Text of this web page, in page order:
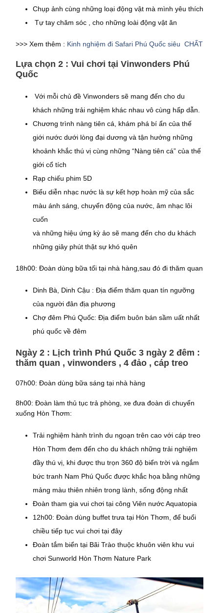
Chụp ảnh cùng những loại động vật mà mình yêu thích
Tự tay chăm sóc , cho những loài động vật ăn
>>> Xem thêm : Kinh nghiệm đi Safari Phú Quốc siêu CHẤT
Lựa chọn 2 : Vui chơi tại Vinwonders Phú
Quốc
Với mỗi chủ đề Vinwonders sẽ mang đến cho du
khách những trải nghiệm khác nhau vô cùng hấp dẫn.
Chương trình nàng tiên cá, khám phá bí ẩn của thế
giới nước dưới lòng đại dương và tận hưởng những
khoảnh khắc thú vị cùng những “Nàng tiên cá” của thế
giới cổ tích
Rạp chiếu phim 5D
Biểu diễn nhạc nước là sự kết hợp hoàn mỹ của sắc
màu ánh sáng, chuyển động của nước, âm nhạc lôi
cuốn
và những hiệu ứng kỳ ảo sẽ mang đến cho du khách
những giây phút thật sự khó quên
18h00: Đoàn dùng bữa tối tại nhà hàng,sau đó đi thăm quan
Dinh Bà, Dinh Cậu : Địa điểm thăm quan tín ngưỡng
của người đân địa phương
Chợ đêm Phú Quốc: Địa điểm buôn bán sầm uất nhất
phú quốc về đêm
Ngày 2 : Lịch trình Phú Quốc 3 ngày 2 đêm :
thăm quan , vinwonders , 4 đảo , cáp treo
07h00: Đoàn dùng bữa sáng tại nhà hàng
8h00: Đoàn làm thủ tục trả phòng, xe đưa đoàn di chuyển
xuống Hòn Thơm:
Trải nghiệm hành trình du ngoạn trên cao với cáp treo
Hòn Thơm đem đến cho du khách những trải nghiệm
đầy thú vị, khi được thu trọn 360 độ biển trời và ngắm
bức tranh Nam Phú Quốc được khắc họa bằng những
mảng màu thiên nhiên trong lành, sống động nhất
Đoàn tham gia vui chơi tại công Viên nước Aquatopia
12h00: Đoàn dùng buffet trưa tại Hòn Thơm, để buổi
chiều tiếp tục vui chơi tại đây
Đoàn tắm biển tại Bãi Trào thuộc khuôn viên khu vui
chơi Sunworld Hòn Thơm Nature Park